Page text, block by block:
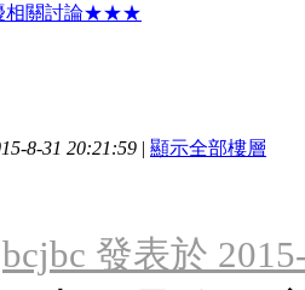
相關討論★★★
8-31 20:21:59 | 顯示全部樓層
發表於